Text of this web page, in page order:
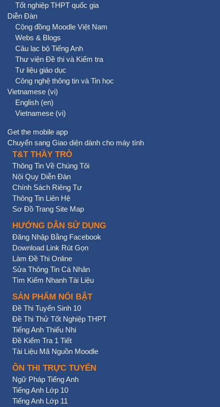
Tốt nghiệp THPT quốc gia
Diễn Đàn
Cộng đồng Moodle Việt Nam
Webs & Blogs
Câu lạc bộ Tiếng Anh
Thư viện Đề thi và Kiểm tra
Tư liệu giáo dục
Công nghệ thông tin và Tin học
Vietnamese ‎(vi)‎
English ‎(en)‎
Vietnamese ‎(vi)‎
Get the mobile app
Chuyển sang Giao diện dành cho máy tính
T&T THẦY TRÒ
Thông Tin Về Chúng Tôi
Nội Quy Diễn Đàn
Chính Sách Riêng Tư
Thông Tin Liên Hệ
Sơ Đồ Trang Site Map
HƯỚNG DẪN SỬ DỤNG
Đăng Nhập Bằng Facebook
Download Link Rút Gọn
Làm Đề Thi Online
Sửa Thông Tin Cá Nhân
Tìm Kiếm Nhanh Tài Liệu
SẢN PHẨM NỔI BẬT
Đề Thi Tuyển Sinh 10
Đề Thi Thử Tốt Nghiệp THPT
Tiếng Anh Thiếu Nhi
Đề Kiểm Tra 1 Tiết
Tài Liệu Mã Nguồn Moodle
ÔN THI TRỰC TUYẾN
Ngữ Pháp Tiếng Anh
Tiếng Anh Lớp 10
Tiếng Anh Lớp 11